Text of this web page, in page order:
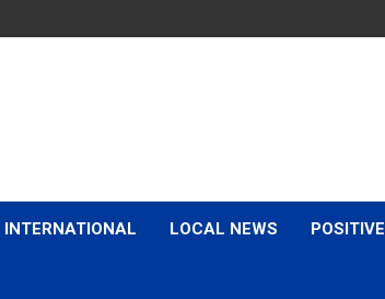
INTERNATIONAL LOCAL NEWS POSITIVE